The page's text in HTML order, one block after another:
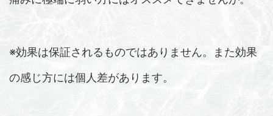
※効果は保証されるものではありません。また効果
の感じ方には個人差があります。